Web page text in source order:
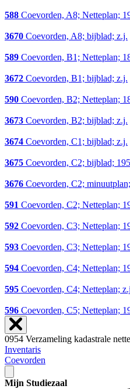
588 Coevorden, A8; Netteplan;
3670 Coevorden, A8; bijblad; z.j.
589 Coevorden, B1; Netteplan;
3672 Coevorden, B1; bijblad; z.j.
590 Coevorden, B2; Netteplan;
3673 Coevorden, B2; bijblad; z.j.
3674 Coevorden, C1; bijblad; z.j.
3675 Coevorden, C2; bijblad;
3676 Coevorden, C2;
591 Coevorden, C2; Netteplan;
592 Coevorden, C3; Netteplan;
593 Coevorden, C3; Netteplan;
594 Coevorden, C4; Netteplan;
595 Coevorden, C4; Netteplan;
596 Coevorden, C5; Netteplan;
0954 Verzameling kadastrale
Inventaris
Coevorden
Mijn Studiezaal